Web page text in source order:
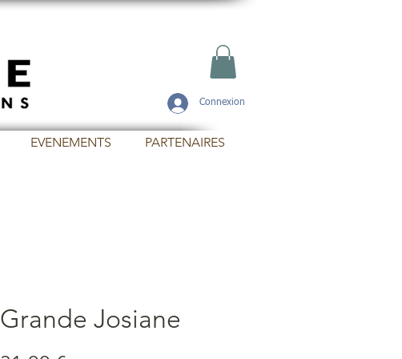
Connexion
EVENEMENTS PARTENAIRES
Grande Josiane